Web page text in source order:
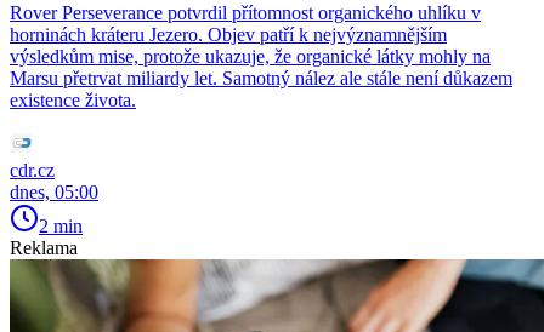
Rover Perseverance potvrdil přítomnost organického uhlíku v
horninách kráteru Jezero. Objev patří k nejvýznamnějším
výsledkům mise, protože ukazuje, že organické látky mohly na
Marsu přetrvat miliardy let. Samotný nález ale stále není důkazem
existence života.
cdr.cz
dnes, 05:00
2 min
Reklama